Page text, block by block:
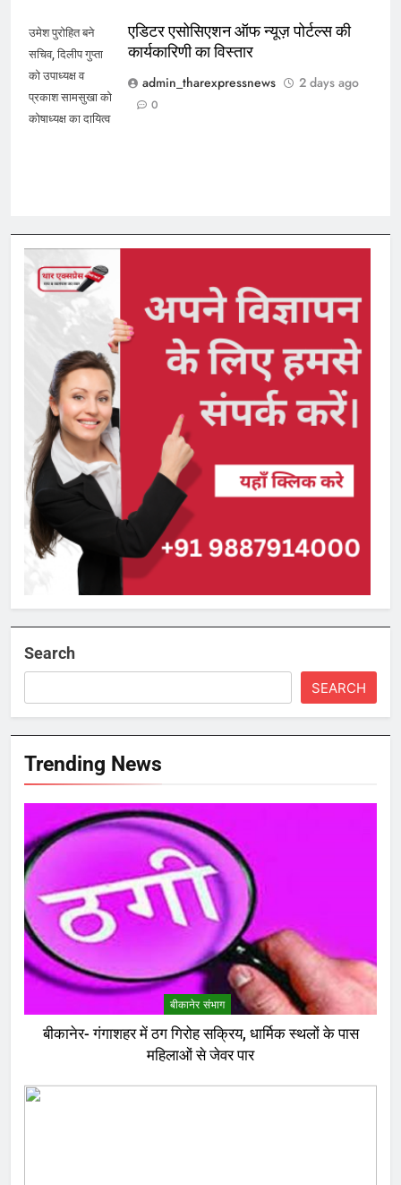
उमेश पुरोहित बने
सचिव, दिलीप गुप्ता
को उपाध्यक्ष व
प्रकाश सामसुखा को
कोषाध्यक्ष का दायित्व
एडिटर एसोसिएशन ऑफ न्यूज़ पोर्टल्स की
कार्यकारिणी का विस्तार
admin_tharexpressnews
2 days ago
0
Search
SEARCH
Trending News
बीकानेर संभाग
बीकानेर- गंगाशहर में ठग गिरोह सक्रिय, धार्मिक स्थलों के पास
महिलाओं से जेवर पार